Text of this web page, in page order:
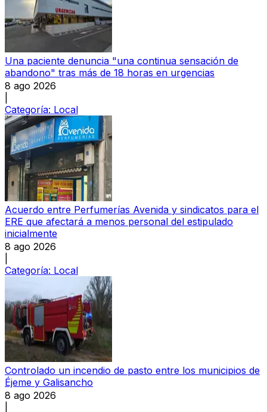
Una paciente denuncia "una continua sensación de
abandono" tras más de 18 horas en urgencias
8 ago 2026
Categoría: Local
Acuerdo entre Perfumerías Avenida y sindicatos para el
ERE que afectará a menos personal del estipulado
inicialmente
8 ago 2026
Categoría: Local
Controlado un incendio de pasto entre los municipios de
Éjeme y Galisancho
8 ago 2026